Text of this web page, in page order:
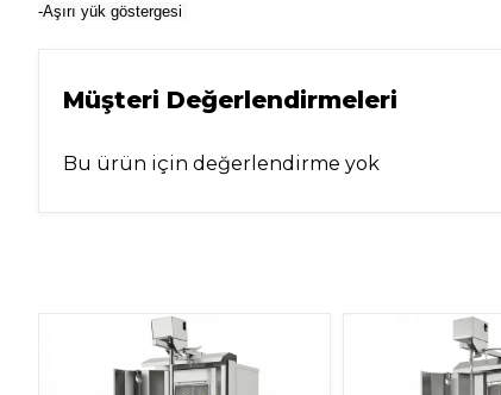
-Aşırı yük göstergesi
Müşteri Değerlendirmeleri
Bu ürün için değerlendirme yok